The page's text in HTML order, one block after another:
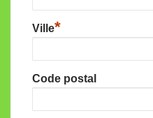
Ville*
Code postal